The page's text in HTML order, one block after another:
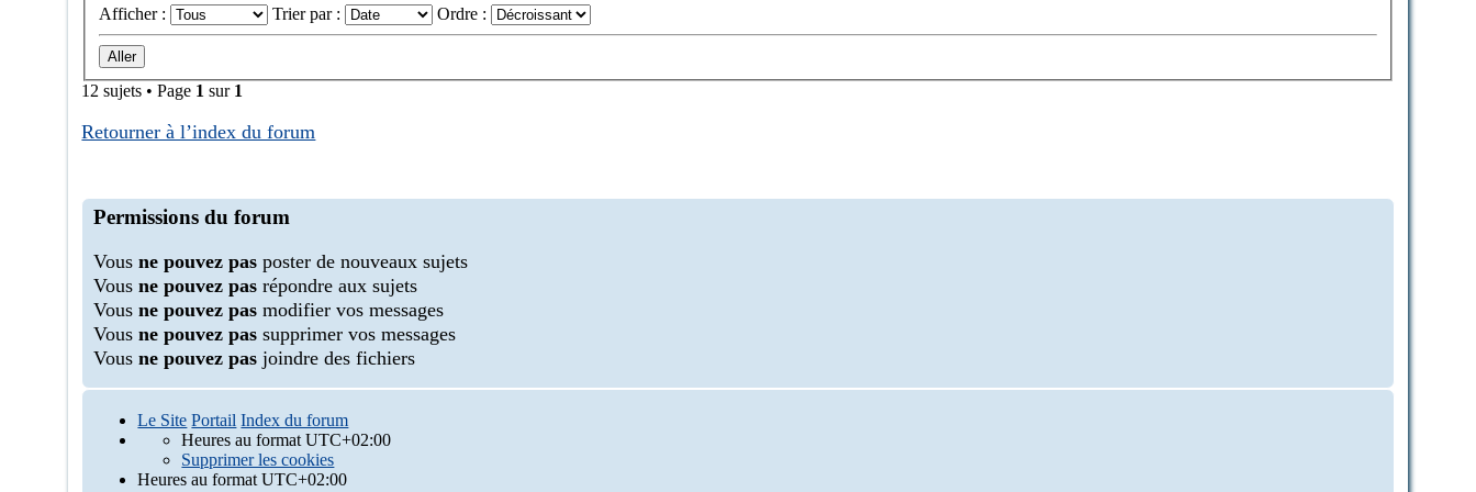
Afficher : Trier par : Ordre :
12 sujets • Page 1 sur 1
Retourner à l’index du forum
Permissions du forum
Vousne pouvez pas poster de nouveaux sujets
Vousne pouvez pas répondre aux sujets
Vousne pouvez pas modifier vos messages
Vousne pouvez pas supprimer vos messages
Vousne pouvez pas joindre des fichiers
Le Site Portail Index du forum
Heures au formatUTC+02:00
Supprimer les cookies
Heures au formatUTC+02:00